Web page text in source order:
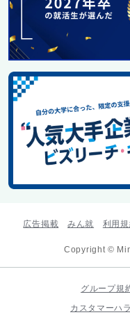
広告掲載 みん就 利用規
Copyright ©
グループ規
カスタマーハ